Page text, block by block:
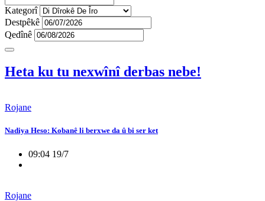
Kategorî
Destpêkê
Qedînê
Heta ku tu nexwînî derbas nebe!
Rojane
Nadiya Heso: Kobanê li berxwe da û bi ser ket
09:04 19/7
Rojane